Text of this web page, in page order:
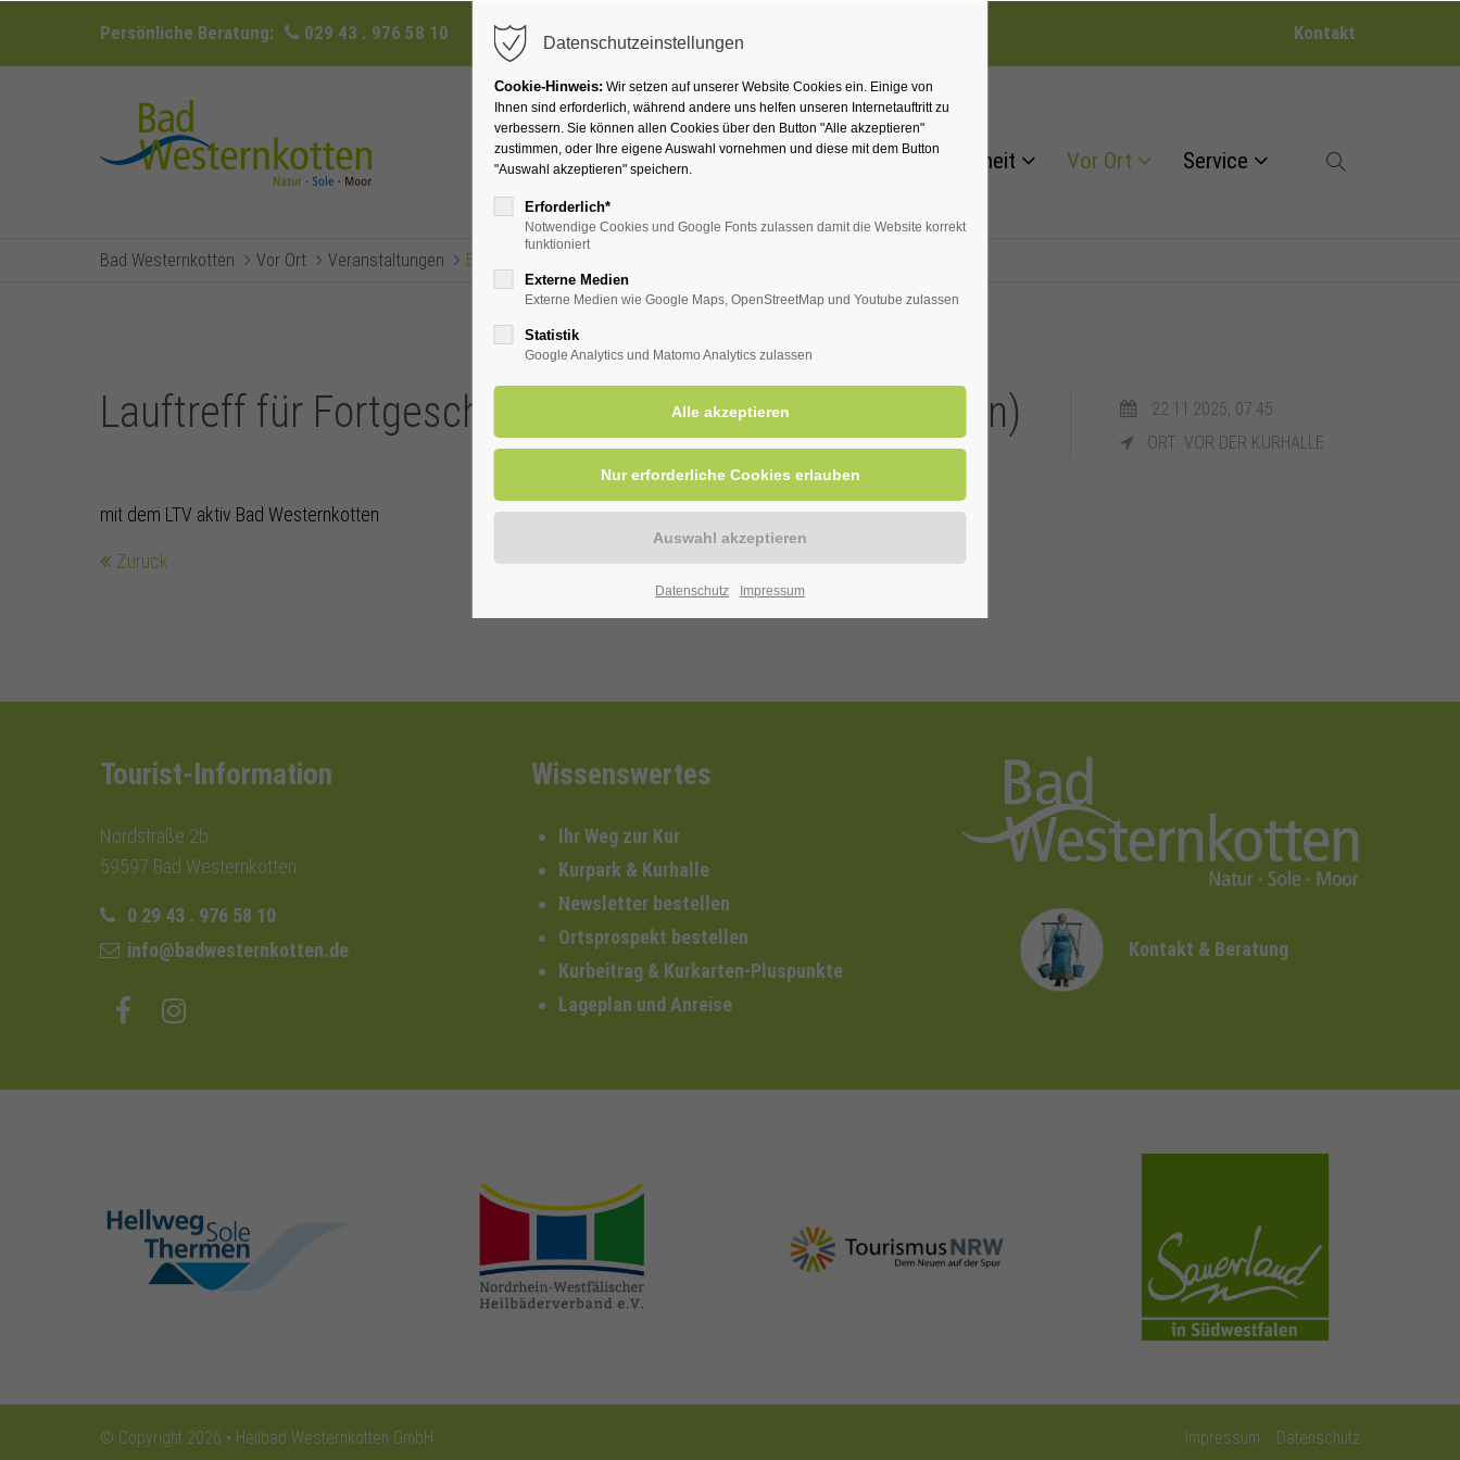
Persönliche Beratung: 029 43 . 976 58 10 info@badwesternkotten.de Kontakt
Ihr Heilbad Übernachten Für Ihre Gesundheit Vor Ort Service
Bad Westernkotten Vor Ort Veranstaltungen Eventsreader (Timeline)
Lauftreff für Fortgeschrittene (versch. Streckenlängen)
22.11.2025, 07:45
ORT: VOR DER KURHALLE
mit dem LTV aktiv Bad Westernkotten
Zurück
Tourist-Information
Nordstraße 2b
59597 Bad Westernkotten
0 29 43 . 976 58 10
info@badwesternkotten.de
Wissenswertes
Ihr Weg zur Kur
Kurpark & Kurhalle
Newsletter bestellen
Ortsprospekt bestellen
Kurbeitrag & Kurkarten-Pluspunkte
Lageplan und Anreise
Kontakt & Beratung
hellweg-sole-
thermen.de
heilbaeder.de
nrw-tourismus.de sauerland.com
© Copyright 2026 • Heilbad Westernkotten GmbH Impressum Datenschutz
Datenschutzeinstellungen
Cookie-Hinweis: Wir setzen auf unserer Website Cookies ein. Einige von
Ihnen sind erforderlich, während andere uns helfen unseren Internetauftritt zu
verbessern. Sie können allen Cookies über den Button "Alle akzeptieren"
zustimmen, oder Ihre eigene Auswahl vornehmen und diese mit dem Button
"Auswahl akzeptieren" speichern.
Erforderlich*
Notwendige Cookies und Google Fonts zulassen damit die Website korrekt
funktioniert
Externe Medien
Externe Medien wie Google Maps, OpenStreetMap und Youtube zulassen
Statistik
Google Analytics und Matomo Analytics zulassen
Datenschutz Impressum